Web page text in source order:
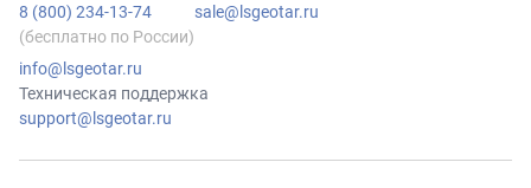
8 (800) 234-13-74
(бесплатно по России)
info@lsgeotar.ru
sale@lsgeotar.ru
Техническая поддержка
support@lsgeotar.ru